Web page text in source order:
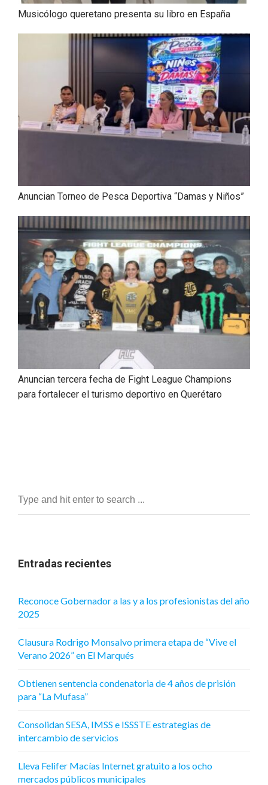
Musicólogo queretano presenta su libro en España
Anuncian Torneo de Pesca Deportiva “Damas y Niños”
Anuncian tercera fecha de Fight League Champions
para fortalecer el turismo deportivo en Querétaro
Entradas recientes
Reconoce Gobernador a las y a los profesionistas del año
2025
Clausura Rodrigo Monsalvo primera etapa de “Vive el
Verano 2026” en El Marqués
Obtienen sentencia condenatoria de 4 años de prisión
para “La Mufasa”
Consolidan SESA, IMSS e ISSSTE estrategias de
intercambio de servicios
Lleva Felifer Macías Internet gratuito a los ocho
mercados públicos municipales